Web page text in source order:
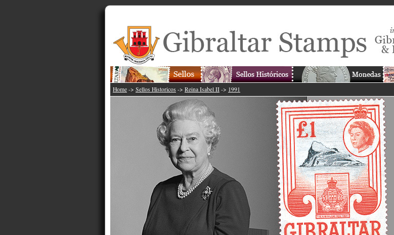
Home -> Sellos Historicos -> Reina Isabel II -> 1991